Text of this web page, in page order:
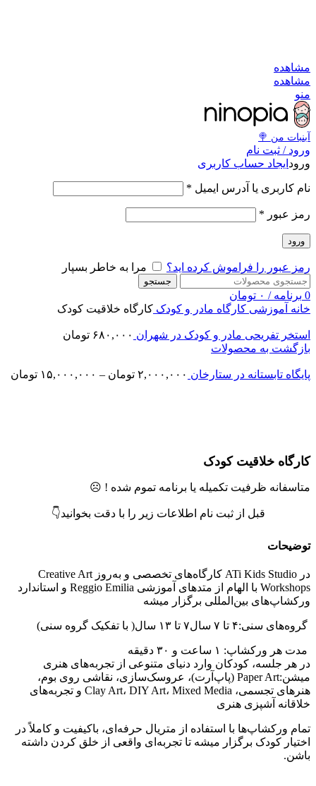
من 🍭
/ ثبت نام
ایجاد حساب کاربری
کاربری یا آدرس ایمیل*
عبور*
ورود
عبور را فراموش کرده اید؟ مرا به خاطر بسپار
جستجو
برنامه / ۰ تومان
آموزشیکارگاه مادر و کودککارگاه خلاقیت کودک
تفریحی مادر و کودک در شهران۶۸۰,۰۰۰ تومان
به محصولات
تابستانه در ستارخان۲,۰۰۰,۰۰۰ تومان– ۱۵,۰۰۰,۰۰۰ تومان
خلاقیت کودک
ظرفیت تکمیله یا برنامه تموم شده ! ☹️
قبل از ثبت نام اطلاعات زیر را با دقت بخوانید👇
در ATi Kids Studio کارگاه‌های تخصصی و به‌روز Creative Art
Workshops با الهام از متدهای آموزشی Reggio Emilia و استاندارد
بین‌المللی برگزار میشه
سنی:۴ تا ۷ سال ۷ تا ۱۳ سال( با تفکیک گروه سنی)
هر ورکشاپ: ۱ ساعت و ۳۰ دقیقه
هر جلسه، کودکان وارد دنیای متنوعی از تجربه‌های هنری
Paper Art (پاپ‌آرت)، عروسک‌سازی، نقاشی روی بوم،
هنرهای تجسمی، Clay Art، DIY Art، Mixed Media و تجربه‌های
آشپزی هنری
ورکشاپ‌ها با استفاده از متریال حرفه‌ای، باکیفیت و کاملاً در
کودک برگزار میشه تا تجربه‌ای واقعی از خلق کردن داشته